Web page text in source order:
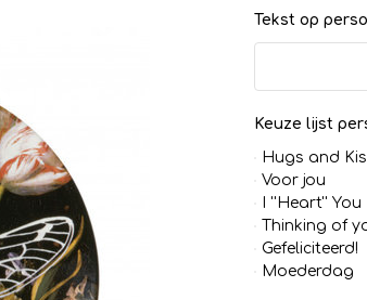
Tekst op
Keuze lijst
Hugs and
Voor jou
I ''Heart'' You
Thinking of
Gefeliciteerd!
Moederdag